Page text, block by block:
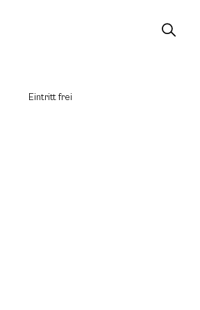
Eintritt frei